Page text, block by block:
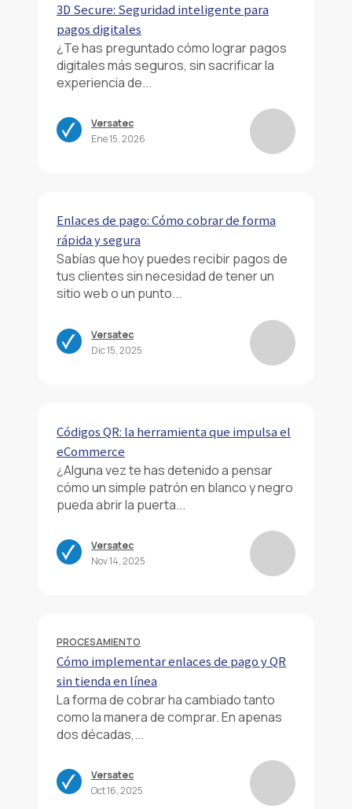
3D Secure: Seguridad inteligente para
pagos digitales
¿Te has preguntado cómo lograr pagos
digitales más seguros, sin sacrificar la
experiencia de...
Versatec
Ene 15, 2026
Enlaces de pago: Cómo cobrar de forma
rápida y segura
Sabías que hoy puedes recibir pagos de
tus clientes sin necesidad de tener un
sitio web o un punto...
Versatec
Dic 15, 2025
Códigos QR: la herramienta que impulsa el
eCommerce
¿Alguna vez te has detenido a pensar
cómo un simple patrón en blanco y negro
pueda abrir la puerta...
Versatec
Nov 14, 2025
PROCESAMIENTO
Cómo implementar enlaces de pago y QR
sin tienda en línea
La forma de cobrar ha cambiado tanto
como la manera de comprar. En apenas
dos décadas,...
Versatec
Oct 16, 2025